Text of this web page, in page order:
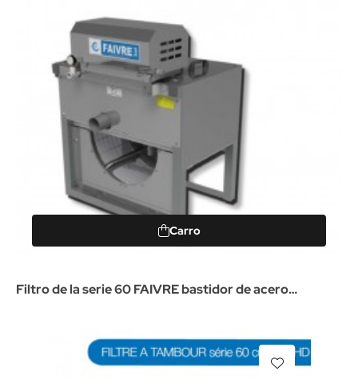
Carro
Filtro de la serie 60 FAIVRE bastidor de acero